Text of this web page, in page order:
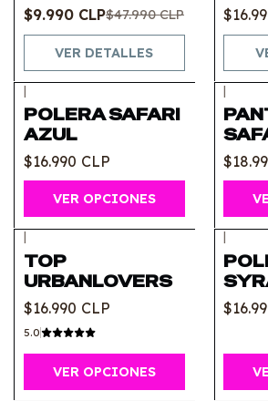
$9.990 CLP$47.990 CLP
VER DETALLES
|
POLERA SAFARI
AZUL
$16.990 CLP
VER OPCIONES
|
|
TOP
URBANLOVERS
$16.990 CLP
5.0
VER OPCIONES
|